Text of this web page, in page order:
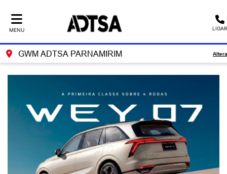
MENU LIGAR
GWM ADTSA PARNAMIRIM